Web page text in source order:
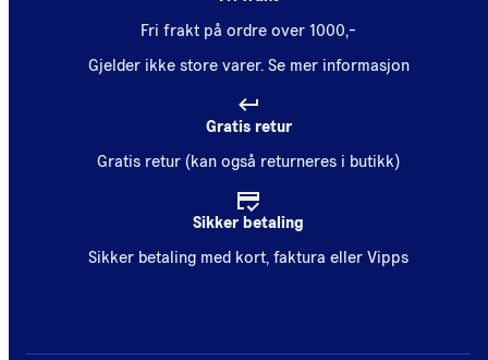
Fri frakt på ordre over 1000,-
Gjelder ikke store varer. Se mer informasjon
Gratis retur
Gratis retur (kan også returneres i butikk)
Sikker betaling
Sikker betaling med kort, faktura eller Vipps